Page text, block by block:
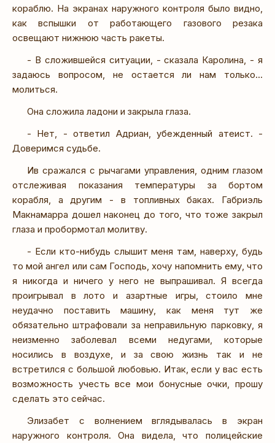
кораблю. На экранах наружного контроля было видно,
как вспышки от работающего газового резака
освещают нижнюю часть ракеты.
- В сложившейся ситуации, - сказала Каролина, - я
задаюсь вопросом, не остается ли нам только...
молиться.
Она сложила ладони и закрыла глаза.
- Нет, - ответил Адриан, убежденный атеист. -
Доверимся судьбе.
Ив сражался с рычагами управления, одним глазом
отслеживая показания температуры за бортом
корабля, а другим - в топливных баках. Габриэль
Макнамарра дошел наконец до того, что тоже закрыл
глаза и пробормотал молитву.
- Если кто-нибудь слышит меня там, наверху, будь
то мой ангел или сам Господь, хочу напомнить ему, что
я никогда и ничего у него не выпрашивал. Я всегда
проигрывал в лото и азартные игры, стоило мне
неудачно поставить машину, как меня тут же
обязательно штрафовали за неправильную парковку, я
неизменно заболевал всеми недугами, которые
носились в воздухе, и за свою жизнь так и не
встретился с большой любовью. Итак, если у вас есть
возможность учесть все мои бонусные очки, прошу
сделать это сейчас.
Элизабет с волнением вглядывалась в экран
наружного контроля. Она видела, что полицейские